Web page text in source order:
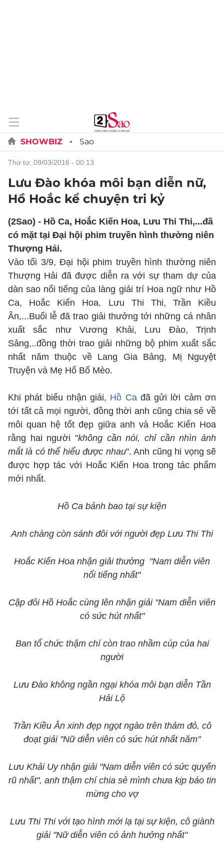
SHOWBIZ Sao
thứ tư, 09/03/2016 - 00:13
Lưu Đào khóa môi bạn diễn nữ,
Hồ Hoắc kể chuyện tri kỷ
(2Sao) - Hồ Ca, Hoắc Kiến Hoa, Lưu Thi Thi,...đã
có mặt tại Đại hội phim truyền hình thường niên
Thượng Hải.
Vào tối 3/9, Đại hội phim truyền hình thường niên
Thượng Hải đã được diễn ra với sự tham dự của
dàn sao nổi tiếng của làng giải trí Hoa ngữ như Hồ
Ca, Hoắc Kiến Hoa, Lưu Thi Thi, Trần Kiều
Ân,...Buổi lễ đã trao giải thưởng tới những cá nhân
xuất sắc như Vương Khải, Lưu Đào, Trịnh
Sảng,..đồng thời trao giải những bộ phim xuất sắc
nhất năm thuộc về Lang Gia Bảng, Mị Nguyệt
Truyện và Mẹ Hổ Bố Mèo.
Khi phát biểu nhận giải, Hồ Cađã gửi lời cảm ơn
tới tất cả mọi người, đồng thời anh cũng chia sẻ về
môi quan hệ tốt đẹp giữa anh và Hoắc Kiến Hoa
rằng hai người "không cần nói, chỉ cần nhìn ánh
mắt là có thể hiểu được nhau". Anh cũng hi vọng sẽ
được hợp tác với Hoắc Kiến Hoa trong tác phẩm
mới nhất.
Hồ Ca bảnh bao tại sự kiện
Anh chàng còn sánh đôi với người đẹp Lưu Thi Thi
Hoắc Kiến Hoa nhận giải thưởng "Nam diễn viên
nổi tiếng nhất"
Cặp đôi Hồ Hoắc cùng lên nhận giải "Nam diễn viên
có sức hút nhất"
Ban tổ chức thậm chí còn trao nhầm cúp của hai
người
Lưu Đào không ngần ngại khóa môi bạn diễn Tần
Hải Lộ
Trần Kiều Ân xinh đẹp ngọt ngào trên thảm đỏ, cô
đoạt giải "Nữ diễn viên có sức hút nhất năm"
Lưu Khải Uy nhận giải "Nam diễn viên có sức quyến
rũ nhất", anh thậm chí chia sẻ mình chưa kịp báo tin
mừng cho vợ
Lưu Thi Thi với tạo hình mới lạ tại sự kiện, cô giành
giải "Nữ diễn viên có ảnh hưởng nhất"